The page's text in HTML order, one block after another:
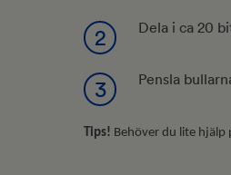
2 Dela i ca 20
3 Pensla
Tips! Behöver du lite hjälp